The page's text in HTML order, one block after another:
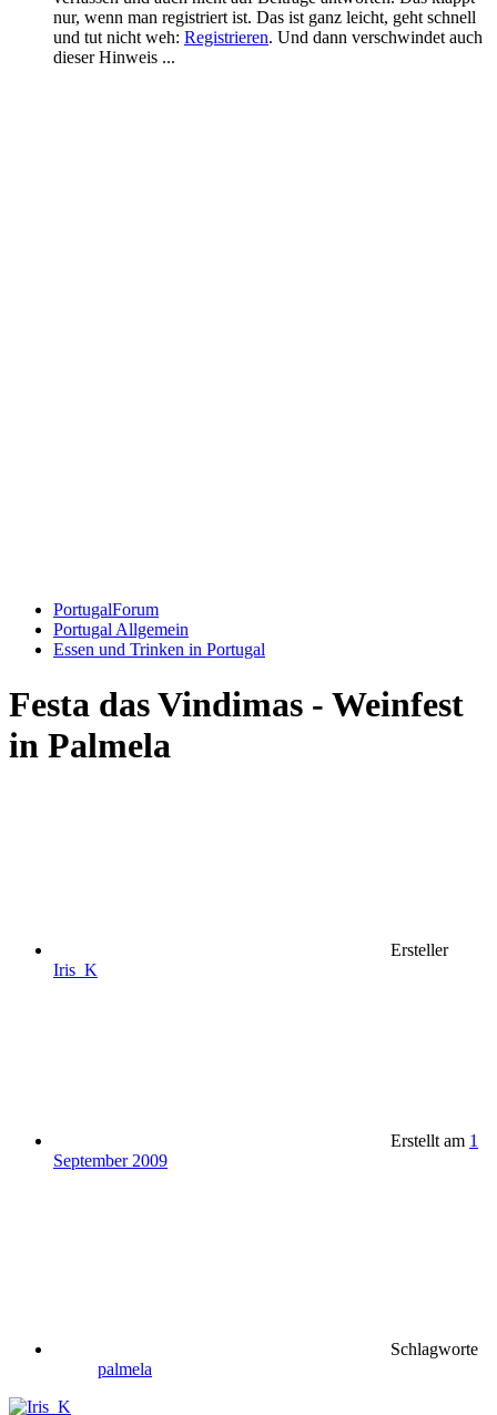
nur, wenn man registriert ist. Das ist ganz leicht, geht schnell
und tut nicht weh: Registrieren. Und dann verschwindet auch
dieser Hinweis ...
PortugalForum
Portugal Allgemein
Essen und Trinken in Portugal
Festa das Vindimas - Weinfest
in Palmela
Ersteller
Iris_K
Erstellt am 1
September 2009
Schlagworte
palmela